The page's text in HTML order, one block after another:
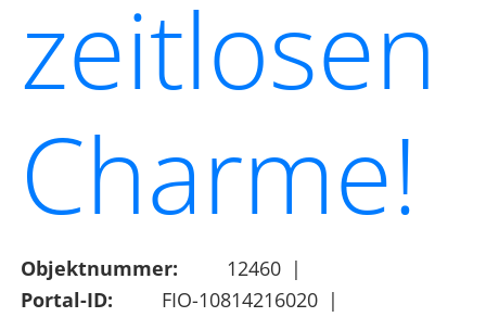
zeitlosen
Charme!
Objektnummer: 12460 |
Portal-ID:
FIO-10814216020 |